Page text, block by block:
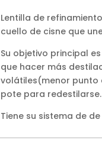
Lentilla de
cuello de cisne que
Su objetivo principal
que hacer más
volátiles(menor punto
pote para redestilarse.
Tiene su sistema de